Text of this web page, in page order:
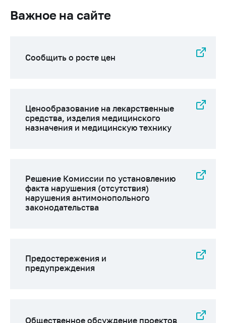
Важное на сайте
Сообщить о росте цен
Ценообразование на лекарственные
средства, изделия медицинского
назначения и медицинскую технику
Решение Комиссии по установлению
факта нарушения (отсутствия)
нарушения антимонопольного
законодательства
Предостережения и
предупреждения
Общественное обсуждение проектов